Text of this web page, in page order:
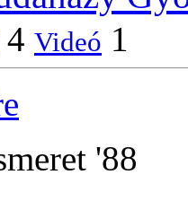
4 Videó 1
'88